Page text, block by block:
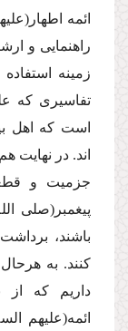
ائمه
راهنمایى و
زمینه
تفاسیرى كه
است كه اهل
اند. در نهایت
جزمیت و
پیغمبر(صلى
باشند،
كنند. به
داریم كه از
ائمه(علیهم